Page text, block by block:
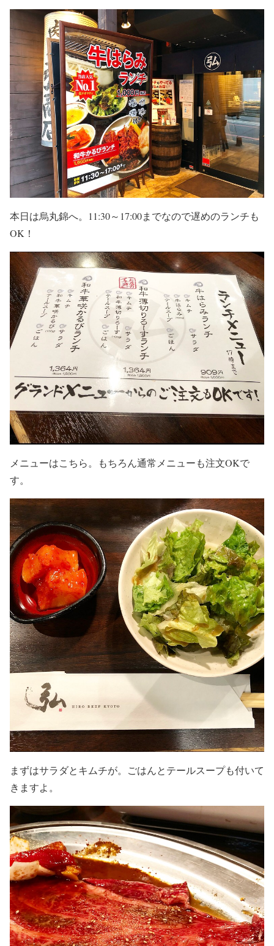
本日は烏丸錦へ。11:30～17:00までなので遅めのランチも
OK！
メニューはこちら。もちろん通常メニューも注文OKで
す。
まずはサラダとキムチが。ごはんとテールスープも付いて
きますよ。